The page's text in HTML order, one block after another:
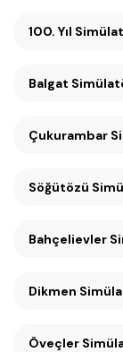
100. Yıl
Balgat
Çukurambar
Bahçelievler
Dikmen
Öveçler